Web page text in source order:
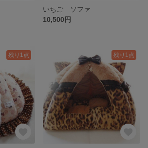
いちご ソファ
10,500円
残り1点 残り1点